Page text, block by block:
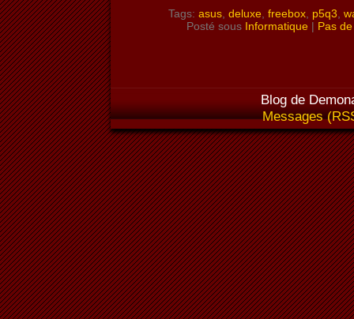
Tags: asus, deluxe, freebox, p5q3
Posté sous Informatique| Pas
Blog de
Messages